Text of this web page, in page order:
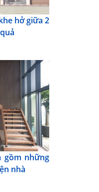
hở giữa 2
gồm những
nhà